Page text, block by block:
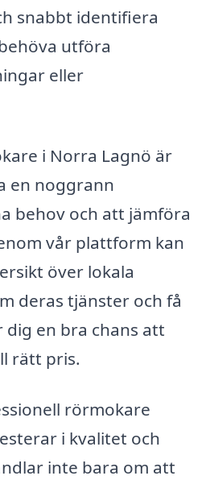
snabbt identifiera
utföra
eller
i Norra Lagnö är
en noggrann
behov och att jämföra
vår plattform kan
över lokala
deras tjänster och få
dig en bra chans att
rätt pris.
rörmokare
i kvalitet och
inte bara om att